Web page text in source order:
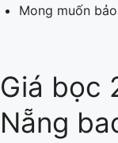
Mong muốn
Giá bọc
Nẵng